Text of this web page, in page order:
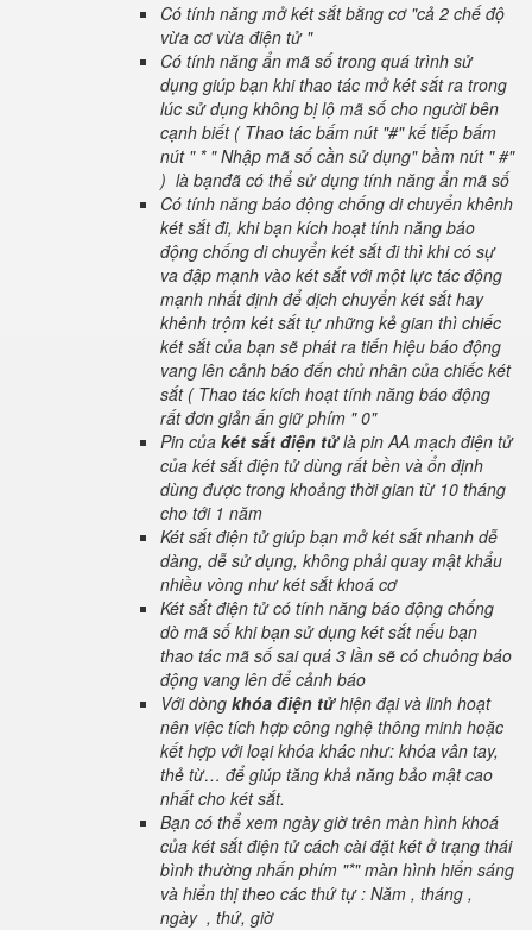
Có tính năng mở két sắt bằng cơ "cả 2 chế độ
vừa cơ vừa điện tử "
Có tính năng ẩn mã số trong quá trình sử
dụng giúp bạn khi thao tác mở két sắt ra trong
lúc sử dụng không bị lộ mã số cho người bên
cạnh biết ( Thao tác bấm nút "#" kế tiếp bấm
nút " * " Nhập mã số cần sử dụng" bầm nút " #"
) là bạnđã có thể sử dụng tính năng ẩn mã số
Có tính năng báo động chống di chuyển khênh
két sắt đi, khi bạn kích hoạt tính năng báo
động chống di chuyển két sắt đi thì khi có sự
va đập mạnh vào két sắt với một lực tác động
mạnh nhất định để dịch chuyển két sắt hay
khênh trộm két sắt tự những kẻ gian thì chiếc
két sắt của bạn sẽ phát ra tiến hiệu báo động
vang lên cảnh báo đến chủ nhân của chiếc két
sắt ( Thao tác kích hoạt tính năng báo động
rất đơn giản ấn giữ phím " 0"
Pin của két sắt điện tửlà pin AA mạch điện tử
của két sắt điện tử dùng rất bền và ổn định
dùng được trong khoảng thời gian từ 10 tháng
cho tới 1 năm
Két sắt điện tử giúp bạn mở két sắt nhanh dễ
dàng, dễ sử dụng, không phải quay mật khẩu
nhiều vòng như két sắt khoá cơ
Két sắt điện tử có tính năng báo động chống
dò mã số khi bạn sử dụng két sắt nếu bạn
thao tác mã số sai quá 3 lần sẽ có chuông báo
động vang lên để cảnh báo
Với dòng khóa điện tửhiện đại và linh hoạt
nên việc tích hợp công nghệ thông minh hoặc
kết hợp với loại khóa khác như: khóa vân tay,
thẻ từ… để giúp tăng khả năng bảo mật cao
nhất cho két sắt.
Bạn có thể xem ngày giờ trên màn hình khoá
của két sắt điện tử cách cài đặt két ở trạng thái
bình thường nhấn phím "*" màn hình hiển sáng
và hiển thị theo các thứ tự : Năm , tháng ,
ngày , thứ, giờ